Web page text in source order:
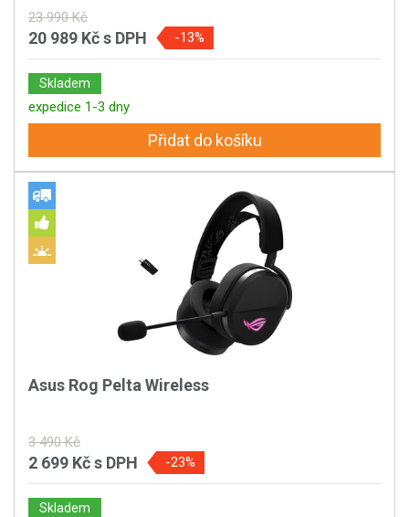
23 990 Kč
20 989 Kčs DPH -13%
Skladem
expedice 1-3 dny
Přidat do košíku
Asus Rog Pelta Wireless
3 490 Kč
2 699 Kčs DPH -23%
Skladem